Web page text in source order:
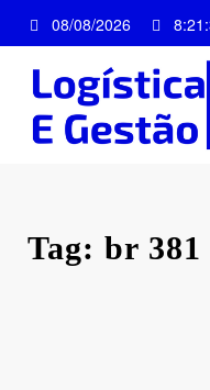
para
conteúdo
08/08/2026
Tag: br 381